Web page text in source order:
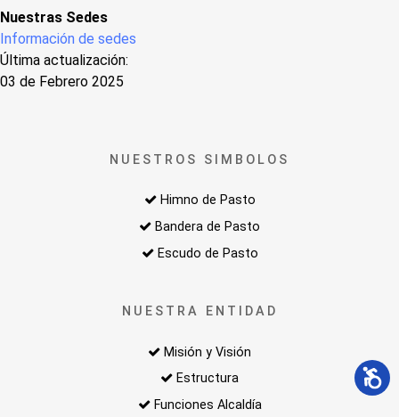
Nuestras Sedes
Información de sedes
Última actualización:
03 de Febrero 2025
NUESTROS SIMBOLOS
Himno de Pasto
Bandera de Pasto
Escudo de Pasto
NUESTRA ENTIDAD
Misión y Visión
Estructura
Funciones Alcaldía